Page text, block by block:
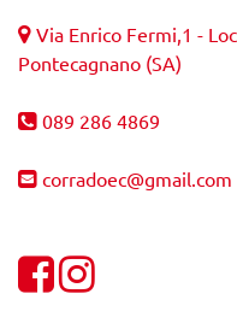
Via Enrico Fermi,1 -
Pontecagnano (SA)
089 286 4869
corradoec@gmail.com
Visualizza la nostra
Visualizza il